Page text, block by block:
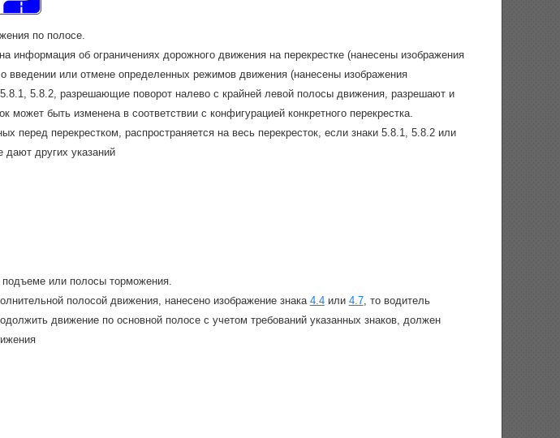
по полосе.
информация об ограничениях дорожного движения на перекрестке (нанесены изображения
или отмене определенных режимов движения (нанесены изображения
5.8.2, разрешающие поворот налево с крайней левой полосы движения, разрешают и
может быть изменена в соответствии с конфигурацией конкретного перекрестка.
перед перекрестком, распространяется на весь перекресток, если знаки 5.8.1, 5.8.2 или
дают других указаний
или полосы торможения.
полосой движения, нанесено изображение знака 4.4или 4.7, то водитель
движение по основной полосе с учетом требований указанных знаков, должен